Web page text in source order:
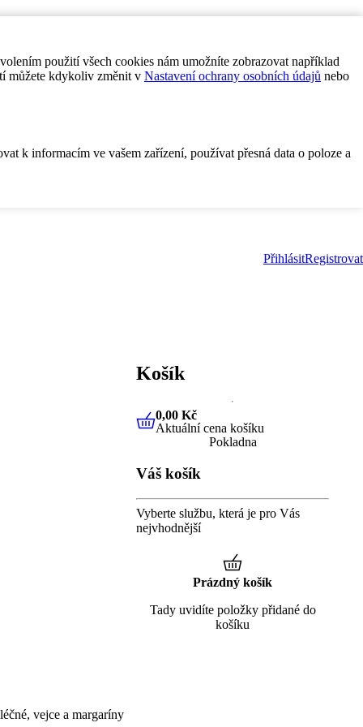
použití všech cookies nám umožníte zobrazovat například
můžete kdykoliv změnit v Nastavení ochrany osobních údajů nebo
k informacím ve vašem zařízení, používat přesná data o poloze a
PřihlásitRegistrovat
vejce a margaríny
Košík
0,00 KčAktuální cena košíku
0,00 Kč
Aktuální cena košíku
Pokladna
Váš košík
Vyberte službu, která je pro Vás
nejvhodnější
Prázdný košík
Tady uvidíte položky přidané do
košíku